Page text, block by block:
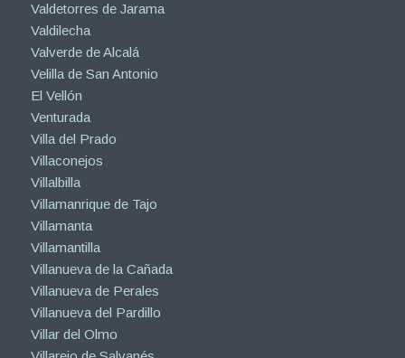
Valdetorres de Jarama
Valdilecha
Valverde de Alcalá
Velilla de San Antonio
El Vellón
Venturada
Villa del Prado
Villaconejos
Villalbilla
Villamanrique de Tajo
Villamanta
Villamantilla
Villanueva de la Cañada
Villanueva de Perales
Villanueva del Pardillo
Villar del Olmo